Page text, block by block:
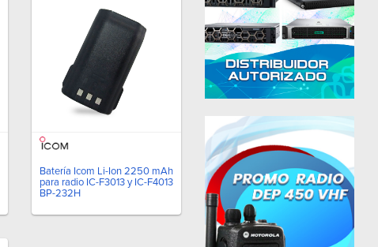
Batería Icom Li-Ion 2250 mAh
para radio IC-F3013 y IC-F4013
BP-232H